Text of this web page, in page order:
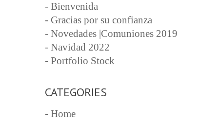
- Bienvenida
- Gracias por su confianza
- Novedades |Comuniones 2019
- Navidad 2022
- Portfolio Stock
CATEGORIES
- Home